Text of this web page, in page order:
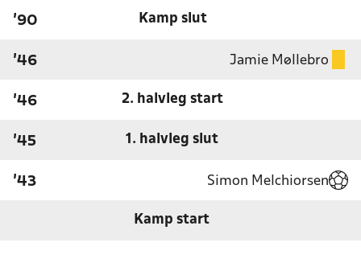
'90 Kamp slut
'46 Jamie Møllebro
'46 2. halvleg start
'45 1. halvleg slut
'43 Simon Melchiorsen
Kamp start